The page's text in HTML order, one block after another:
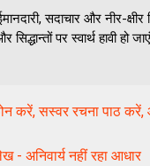
सदाचार और नीर-क्षीर
पर स्वार्थ हावी हो
करें, सस्वर रचना पाठ
- अनिवार्य नहीं रहा आधार